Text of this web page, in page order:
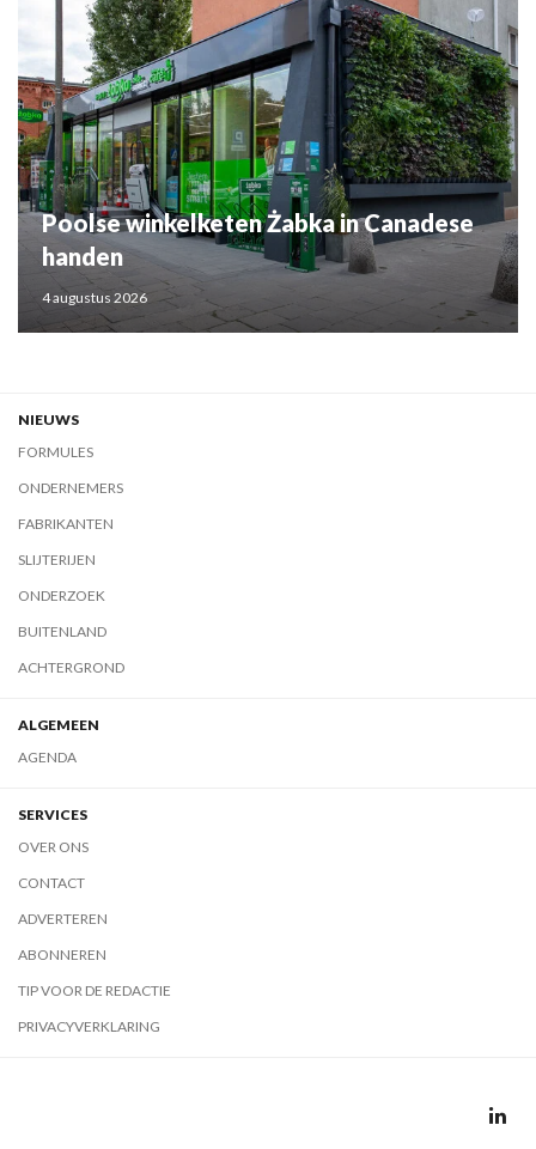
Poolse winkelketen Żabka in Canadese
handen
4 augustus 2026
NIEUWS
FORMULES
ONDERNEMERS
FABRIKANTEN
SLIJTERIJEN
ONDERZOEK
BUITENLAND
ACHTERGROND
ALGEMEEN
AGENDA
SERVICES
OVER ONS
CONTACT
ADVERTEREN
ABONNEREN
TIP VOOR DE REDACTIE
PRIVACYVERKLARING